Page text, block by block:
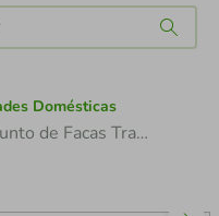
Domésticas
Conjunto de Facas Tramontina Dynamic em Aço Inox e Madeira – 5 Peças